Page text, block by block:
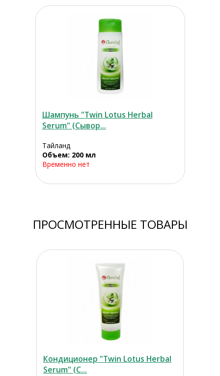
Шампунь "Twin Lotus Herbal
Serum" (Сывор...
Тайланд
Объем: 200 мл
Временно нет
ПРОСМОТРЕННЫЕ ТОВАРЫ
Кондиционер "Twin Lotus Herbal
Serum" (С...